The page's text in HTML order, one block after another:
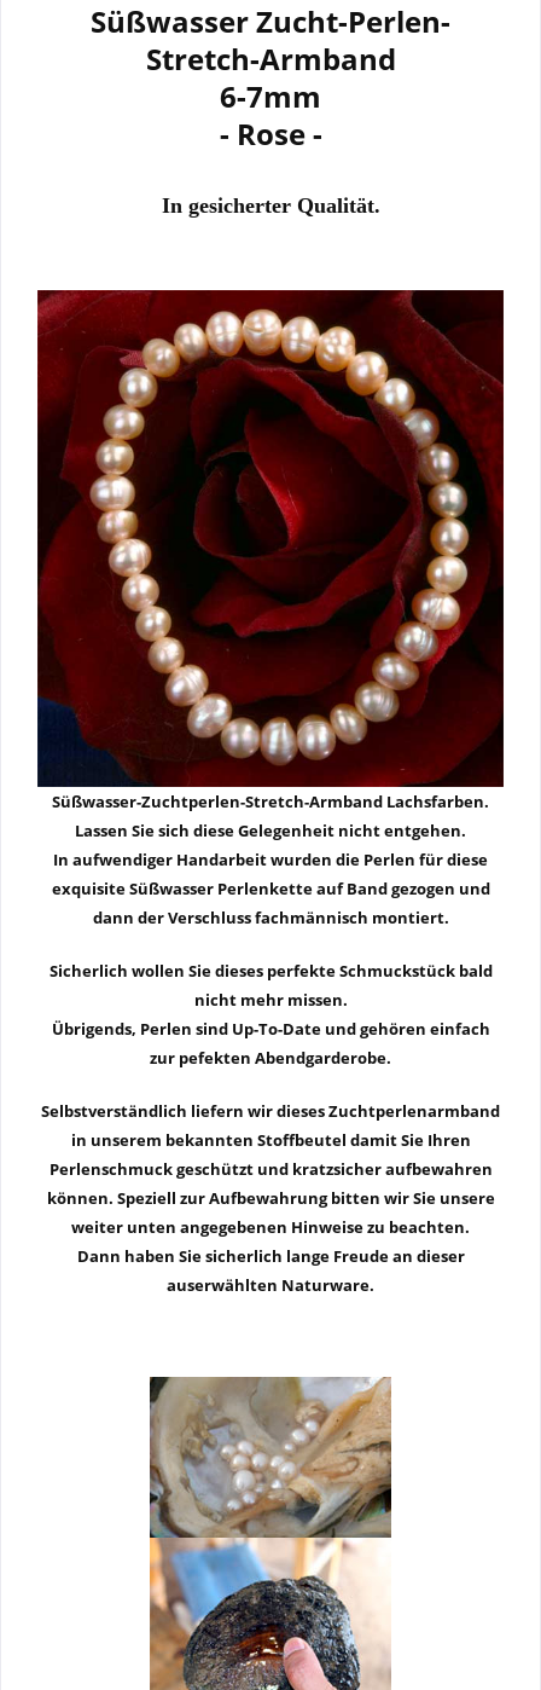
Süßwasser Zucht-Perlen-
Stretch-Armband
6-7mm
- Rose -
In gesicherter Qualität.
Süßwasser-Zuchtperlen-Stretch-Armband Lachsfarben.
Lassen Sie sich diese Gelegenheit nicht entgehen.
In aufwendiger Handarbeit wurden die Perlen für diese
exquisite Süßwasser Perlenkette auf Band gezogen und
dann der Verschluss fachmännisch montiert.
Sicherlich wollen Sie dieses perfekte Schmuckstück bald
nicht mehr missen.
Übrigends, Perlen sind Up-To-Date und gehören einfach
zur pefekten Abendgarderobe.
Selbstverständlich liefern wir dieses Zuchtperlenarmband
in unserem bekannten Stoffbeutel damit Sie Ihren
Perlenschmuck geschützt und kratzsicher aufbewahren
können. Speziell zur Aufbewahrung bitten wir Sie unsere
weiter unten angegebenen Hinweise zu beachten.
Dann haben Sie sicherlich lange Freude an dieser
auserwählten Naturware.